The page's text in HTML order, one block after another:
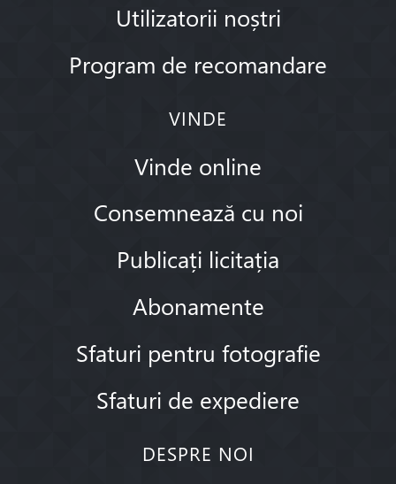
Utilizatorii noștri
Program de recomandare
VINDE
Vinde online
Consemnează cu noi
Publicați licitația
Abonamente
Sfaturi pentru fotografie
Sfaturi de expediere
DESPRE NOI